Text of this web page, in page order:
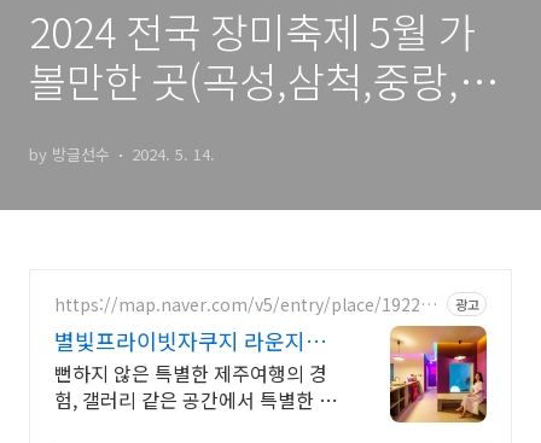
2024 전국 장미축제 5월 가
볼만한 곳(곡성,삼척,중랑,울
by 방글선수 2024. 5. 14.
https://map.naver.com/v5/entry/place/192206
광고
별빛프라이빗자쿠지 라운지독
채 사진보다 더좋아요. 찐 리뷰
뻔하지 않은 특별한 제주여행의 경
험, 갤러리 같은 공간에서 특별한 가